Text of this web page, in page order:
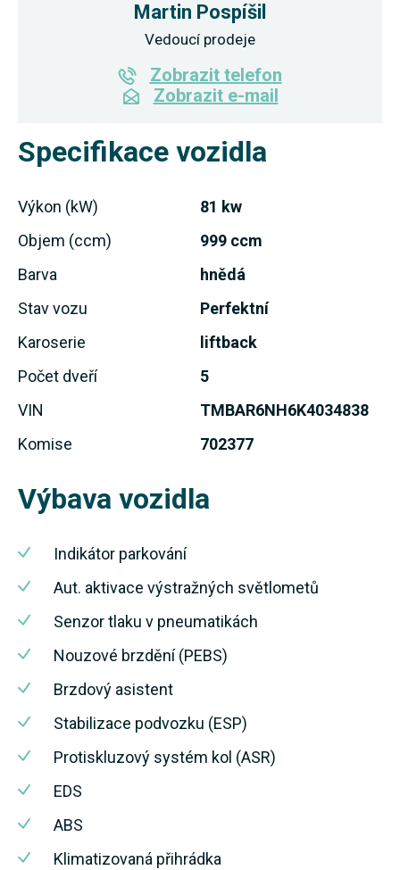
Specifikace vozidla
Výkon (kW)
81 kw
Objem (ccm)
999 ccm
Barva
hnědá
Stav vozu
Perfektní
Karoserie
liftback
Počet dveří
5
VIN
TMBAR6NH6K4034838
Komise
702377
Výbava vozidla
Indikátor parkování
Aut. aktivace výstražných světlometů
Senzor tlaku v pneumatikách
Nouzové brzdění (PEBS)
Brzdový asistent
Stabilizace podvozku (ESP)
Protiskluzový systém kol (ASR)
EDS
ABS
Klimatizovaná přihrádka
Martin Pospíšil
Vedoucí prodeje
Zobrazit telefon
Zobrazit e-mail